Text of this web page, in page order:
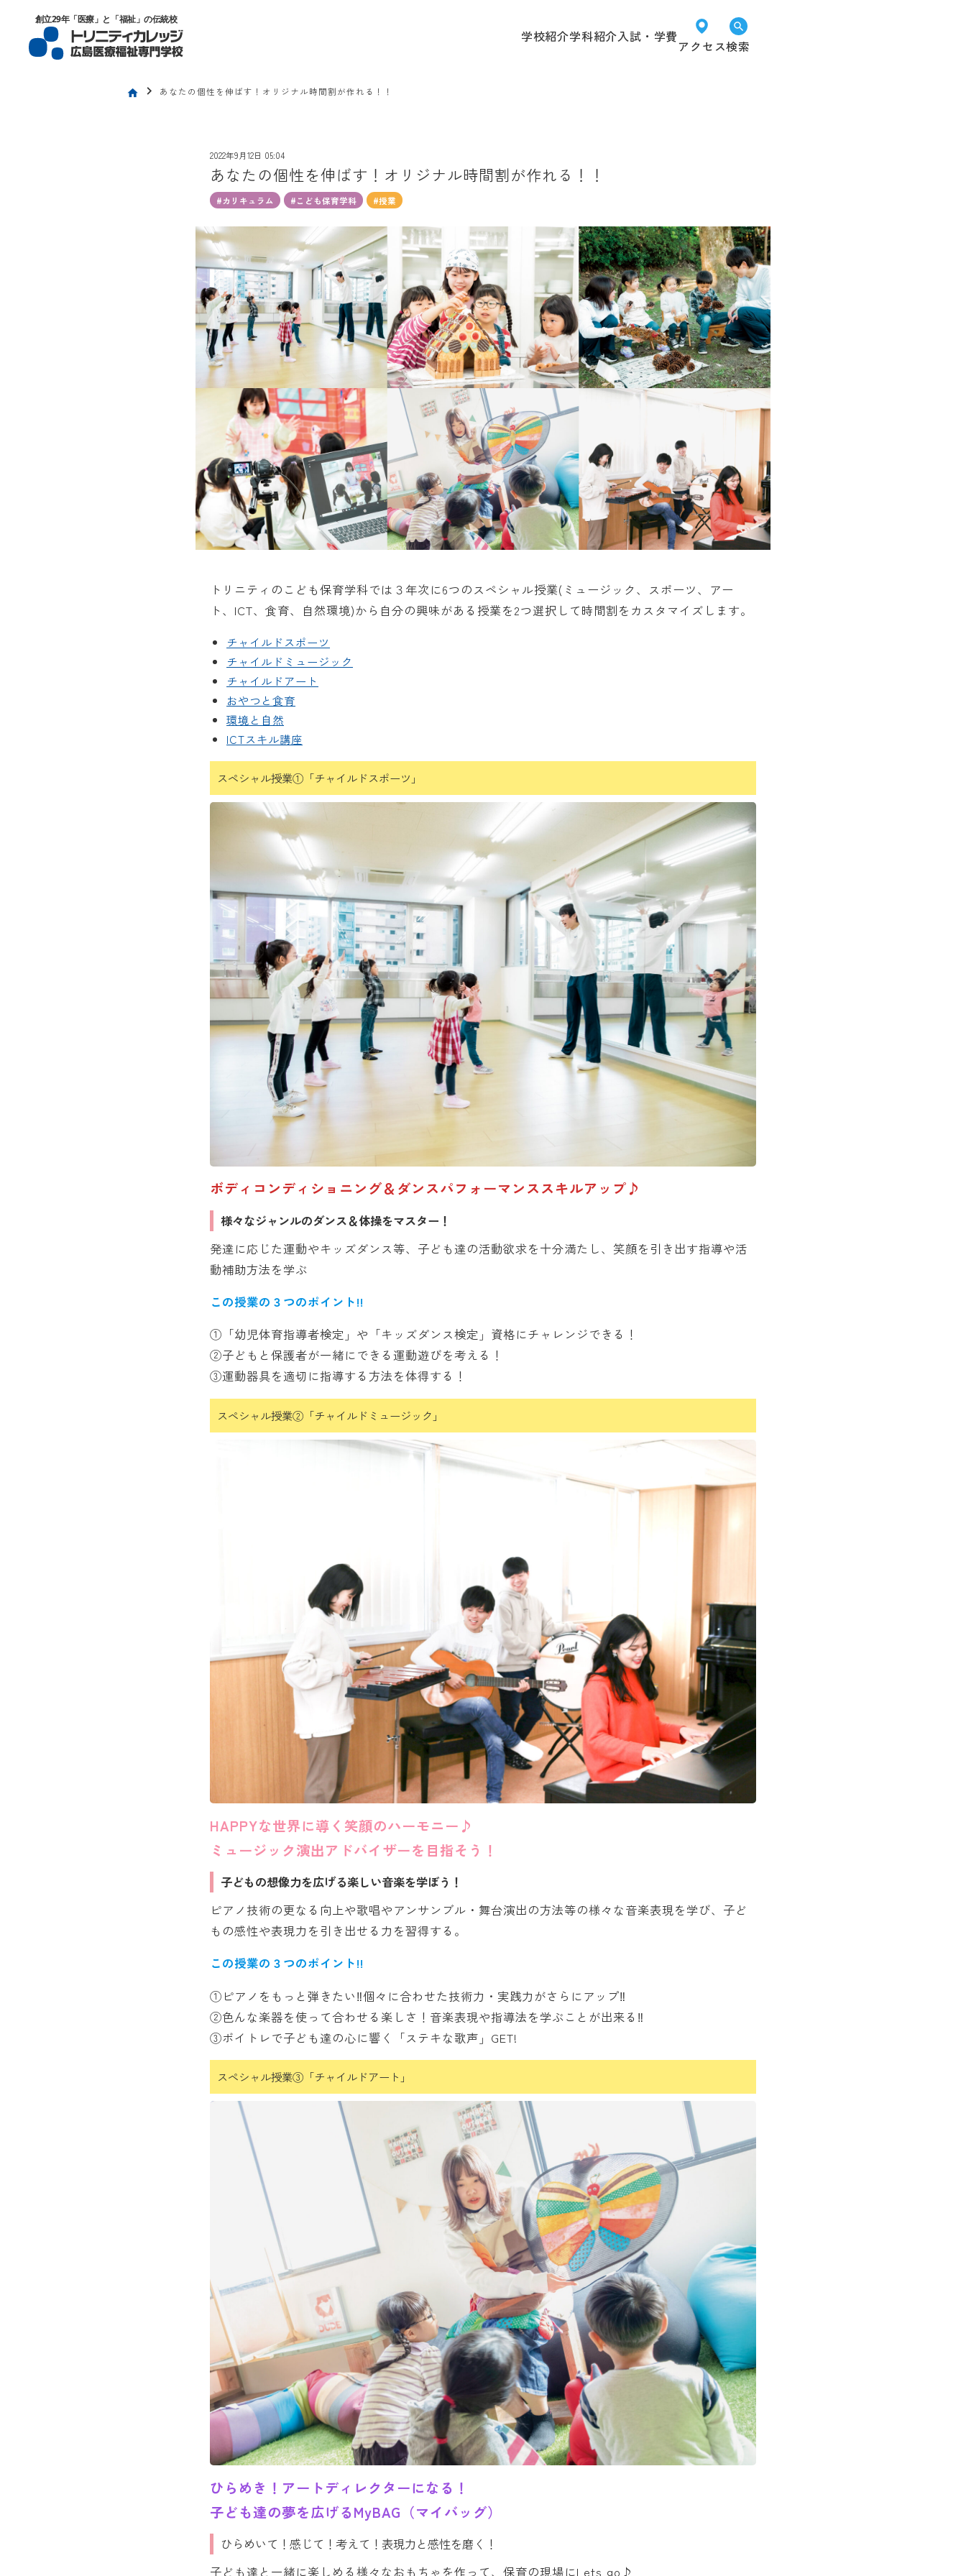
創立29年「医療」と「福祉」の伝統校トリニティカレッジ広島医療福祉専門学校
学校紹介学科紹介入試・学費
アクセス検索
home chevron_right あなたの個性を伸ばす！オリジナル時間割が作れる！！
2022年9月12日 05:04
あなたの個性を伸ばす！オリジナル時間割が作れる！！
#カリキュラム #こども保育学科 #授業
トリニティのこども保育学科では３年次に6つのスペシャル授業(ミュージック、スポーツ、アー
ト、ICT、食育、自然環境)から自分の興味がある授業を2つ選択して時間割をカスタマイズします。
チャイルドスポーツ
チャイルドミュージック
チャイルドアート
おやつと食育
環境と自然
ICTスキル講座
スペシャル授業①「チャイルドスポーツ」
ボディコンディショニング＆ダンスパフォーマンススキルアップ♪
様々なジャンルのダンス＆体操をマスター！
発達に応じた運動やキッズダンス等、子ども達の活動欲求を十分満たし、笑顔を引き出す指導や活
動補助方法を学ぶ
この授業の３つのポイント!!
①「幼児体育指導者検定」や「キッズダンス検定」資格にチャレンジできる！
②子どもと保護者が一緒にできる運動遊びを考える！
③運動器具を適切に指導する方法を体得する！
スペシャル授業②「チャイルドミュージック」
HAPPYな世界に導く笑顔のハーモニー♪
ミュージック演出アドバイザーを目指そう！
子どもの想像力を広げる楽しい音楽を学ぼう！
ピアノ技術の更なる向上や歌唱やアンサンブル・舞台演出の方法等の様々な音楽表現を学び、子ど
もの感性や表現力を引き出せる力を習得する。
この授業の３つのポイント!!
①ピアノをもっと弾きたい‼個々に合わせた技術力・実践力がさらにアップ‼
②色んな楽器を使って合わせる楽しさ！音楽表現や指導法を学ぶことが出来る‼
③ボイトレで子ども達の心に響く「ステキな歌声」GET!
スペシャル授業③「チャイルドアート」
ひらめき！アートディレクターになる！
子ども達の夢を広げるMyBAG（マイバッグ）
ひらめいて！感じて！考えて！表現力と感性を磨く！
子ども達と一緒に楽しめる様々なおもちゃを作って、保育の現場にLets go♪